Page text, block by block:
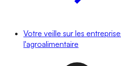
Votre veille sur les
l'agroalimentaire